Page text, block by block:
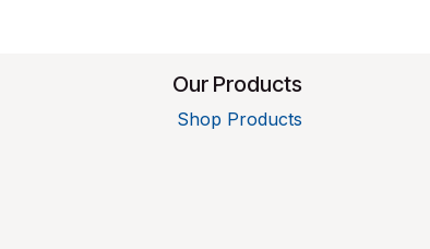
Our Products
Shop Products